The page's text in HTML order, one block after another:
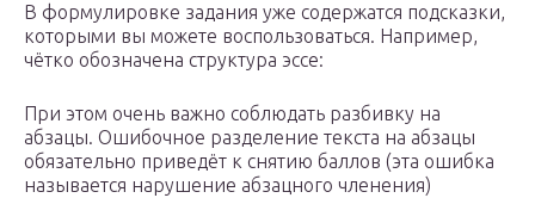
В формулировке задания уже содержатся подсказки,
которыми вы можете воспользоваться. Например,
чётко обозначена структура эссе:
При этом очень важно соблюдать разбивку на
абзацы. Ошибочное разделение текста на абзацы
обязательно приведёт к снятию баллов (эта ошибка
называется нарушение абзацного членения)